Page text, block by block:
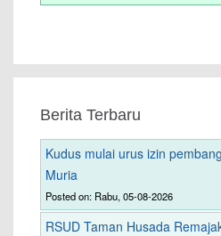
Berita Terbaru
Kudus mulai urus izin
Muria
Posted on: Rabu, 05-08-2026
RSUD Taman Husada